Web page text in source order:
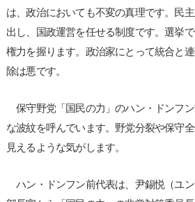
は、政治においても不変の真理です。民
出し、国政運営を任せる制度です。選挙
権力を握ります。政治家にとって統合と
除は悪です。
保守野党「国民の力」のハン・ドンフ
な波紋を呼んでいます。野党分裂や保守
見えるような気がします。
ハン・ドンフン前代表は、尹錫悦（ユ